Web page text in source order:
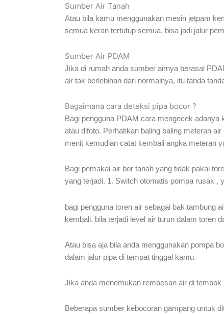
Sumber Air Tanah
Atau bila kamu menggunakan mesin jetpam
semua keran tertutup semua, bisa jadi jalur
Sumber Air PDAM
Jika di rumah anda sumber airnya berasal
air tak berlebihan dari normalnya, itu tanda
Bagaimana cara deteksi pipa bocor ?
Bagi pengguna PDAM cara mengecek
atau difoto. Perhatikan baling baling meteran
menit kemudian catat kembali angka meteran
Bagi pemakai air bor tanah yang tidak pakai
yang terjadi. 1. Switch otomatis pompa rusak ,
bagi pengguna toren air sebagai bak tambung
kembali. bila terjadi level air turun dalam toren
Atau bisa aja bila anda menggunakan pompa
dalam jalur pipa di tempat tinggal kamu.
Jika anda menemukan rembesan air di tembok
Beberapa sumber kebocoran gampang untuk